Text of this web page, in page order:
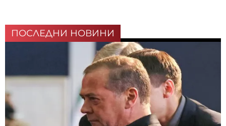
ПОСЛЕДНИ НОВИНИ